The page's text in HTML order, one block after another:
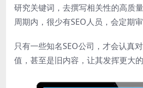
研究关键词，去撰写相关性的高质
周期内，很少有SEO人员，会定期审
只有一些知名SEO公司，才会认真
值，甚至是旧内容，让其发挥更大的